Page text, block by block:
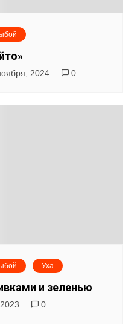
2024 0
Уха
и зеленью
0